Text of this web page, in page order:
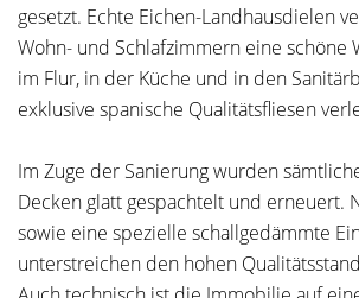
gesetzt. Echte Eichen-Landhausdielen
Wohn- und Schlafzimmern eine schöne
im Flur, in der Küche und in den
exklusive spanische Qualitätsfliesen
Im Zuge der Sanierung wurden
Decken glatt gespachtelt und erneuert.
sowie eine spezielle schallgedämmte
unterstreichen den hohen